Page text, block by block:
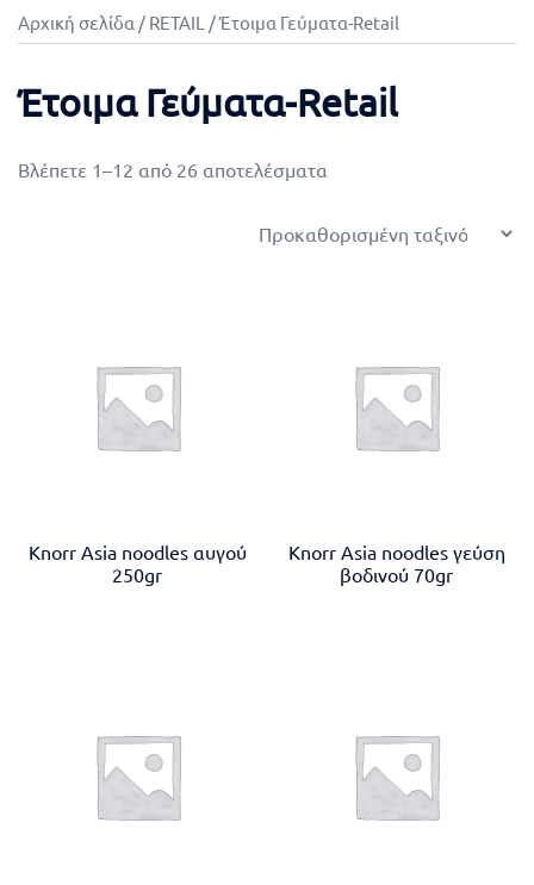
Αρχική σελίδα / RETAIL / Έτοιμα Γεύματα-Retail
Έτοιμα Γεύματα-Retail
Βλέπετε 1–12 από 26 αποτελέσματα
Knorr Asia noodles αυγού
250gr
Knorr Asia noodles γεύση
βοδινού 70gr